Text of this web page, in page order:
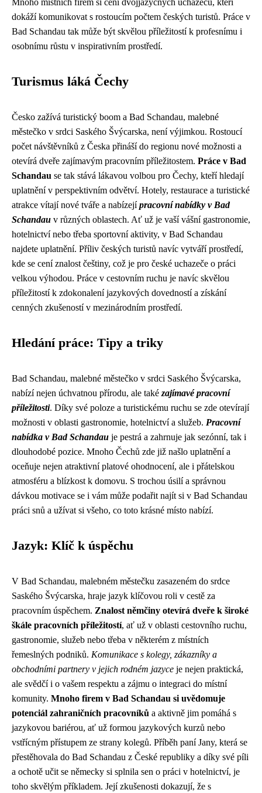
Mnoho místních firem si cení dvojjazyčných uchazečů, kteří
dokáží komunikovat s rostoucím počtem českých turistů. Práce v
Bad Schandau tak může být skvělou příležitostí k profesnímu i
osobnímu růstu v inspirativním prostředí.
Turismus láká Čechy
Česko zažívá turistický boom a Bad Schandau, malebné
městečko v srdci Saského Švýcarska, není výjimkou. Rostoucí
počet návštěvníků z Česka přináší do regionu nové možnosti a
otevírá dveře zajímavým pracovním příležitostem. Práce v Bad
Schandau se tak stává lákavou volbou pro Čechy, kteří hledají
uplatnění v perspektivním odvětví. Hotely, restaurace a turistické
atrakce vítají nové tváře a nabízejípracovní nabídky v Bad
Schandau v různých oblastech. Ať už je vaší vášní gastronomie,
hotelnictví nebo třeba sportovní aktivity, v Bad Schandau
najdete uplatnění. Příliv českých turistů navíc vytváří prostředí,
kde se cení znalost češtiny, což je pro české uchazeče o práci
velkou výhodou. Práce v cestovním ruchu je navíc skvělou
příležitostí k zdokonalení jazykových dovedností a získání
cenných zkušeností v mezinárodním prostředí.
Hledání práce: Tipy a triky
Bad Schandau, malebné městečko v srdci Saského Švýcarska,
nabízí nejen úchvatnou přírodu, ale také zajímavé pracovní
příležitosti. Díky své poloze a turistickému ruchu se zde otevírají
možnosti v oblasti gastronomie, hotelnictví a služeb. Pracovní
nabídka v Bad Schandau je pestrá a zahrnuje jak sezónní, tak i
dlouhodobé pozice. Mnoho Čechů zde již našlo uplatnění a
oceňuje nejen atraktivní platové ohodnocení, ale i přátelskou
atmosféru a blízkost k domovu. S trochou úsilí a správnou
dávkou motivace se i vám může podařit najít si v Bad Schandau
práci snů a užívat si všeho, co toto krásné místo nabízí.
Jazyk: Klíč k úspěchu
V Bad Schandau, malebném městečku zasazeném do srdce
Saského Švýcarska, hraje jazyk klíčovou roli v cestě za
pracovním úspěchem. Znalost němčiny otevírá dveře k široké
škále pracovních příležitostí, ať už v oblasti cestovního ruchu,
gastronomie, služeb nebo třeba v některém z místních
řemeslných podniků. Komunikace s kolegy, zákazníky a
obchodními partnery v jejich rodném jazyce je nejen praktická,
ale svědčí i o vašem respektu a zájmu o integraci do místní
komunity. Mnoho firem v Bad Schandau si uvědomuje
potenciál zahraničních pracovníků a aktivně jim pomáhá s
jazykovou bariérou, ať už formou jazykových kurzů nebo
vstřícným přístupem ze strany kolegů. Příběh paní Jany, která se
přestěhovala do Bad Schandau z České republiky a díky své píli
a ochotě učit se německy si splnila sen o práci v hotelnictví, je
toho skvělým příkladem. Její zkušenosti dokazují, že s